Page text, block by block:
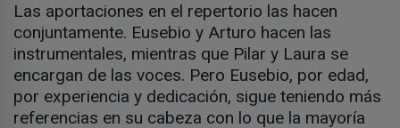
Las aportaciones en el repertorio las hacen
conjuntamente. Eusebio y Arturo hacen las
instrumentales, mientras que Pilar y Laura se
encargan de las voces. Pero Eusebio, por edad,
por experiencia y dedicación, sigue teniendo más
referencias en su cabeza con lo que la mayoría